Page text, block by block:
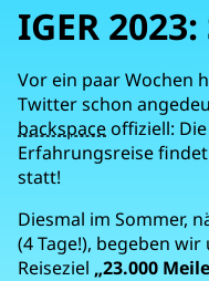
IGER
Vor ein paar Wochen
Twitter schon
backspaceoffiziell:
Erfahrungsreise
statt!
Diesmal im Sommer,
(4 Tage!), begeben
Reiseziel „23.000